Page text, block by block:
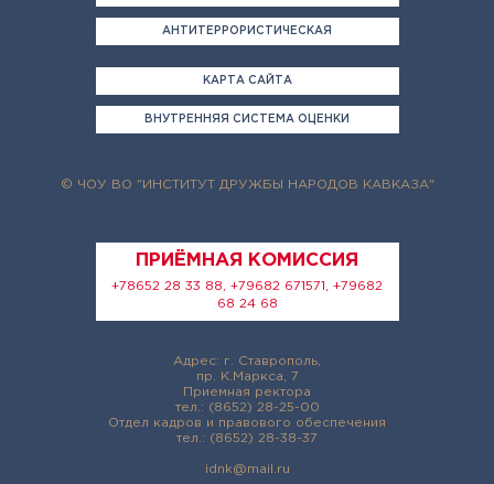
АНТИТЕРРОРИСТИЧЕСКАЯ
КАРТА САЙТА
ВНУТРЕННЯЯ СИСТЕМА ОЦЕНКИ
© ЧОУ ВО "ИНСТИТУТ ДРУЖБЫ НАРОДОВ КАВКАЗА"
ПРИЁМНАЯ КОМИССИЯ
+78652 28 33 88, +79682 671571, +79682
68 24 68
Адрес: г. Ставрополь,
пр. К.Маркса, 7
Приемная ректора
тел.: (8652) 28-25-00
Отдел кадров и правового обеспечения
тел.: (8652) 28-38-37
idnk@mail.ru